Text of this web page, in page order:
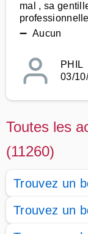
mal , sa
➖ Aucun
PHIL
03/
Toutes les
(11260)
Trouvez un
Trouvez un